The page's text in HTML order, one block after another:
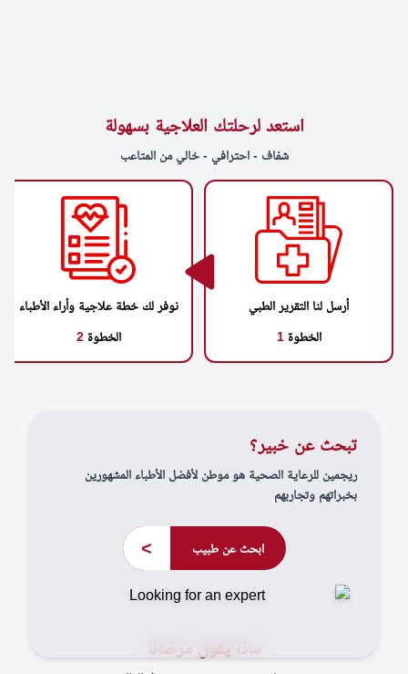
استعد لرحلتك العلاجية بسهولة
شفاف - احترافي - خالي من المتاعب
أرسل لنا التقرير الطبي
الخطوة1
نوفر لك خطة علاجية وأراء الأطباء
الخطوة2
تبحث عن خبير؟
ريجمين للرعاية الصحية هو موطن لأفضل الأطباء المشهورين
بخبراتهم وتجاربهم
ابحث عن طبيب >
ماذا يقول مرضانا